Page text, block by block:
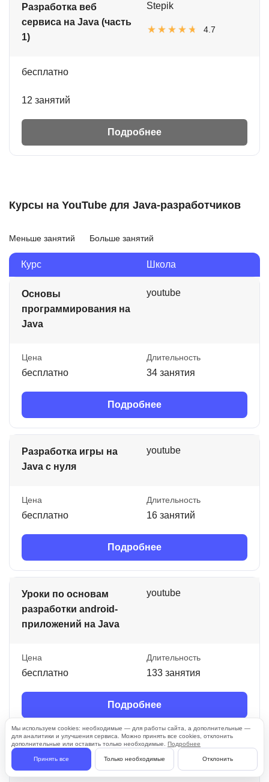
Разработка веб
сервиса на Java (часть
1)
Stepik
4.7
бесплатно
12 занятий
Подробнее
Курсы на YouTube для Java-разработчиков
Меньше занятий Больше занятий
Курс Школа
Основы
программирования на
Java
youtube
Цена
бесплатно
Длительность
34 занятия
Подробнее
Разработка игры на
Java с нуля
youtube
Цена
бесплатно
Длительность
16 занятий
Подробнее
Уроки по основам
разработки android-
приложений на Java
youtube
Цена
бесплатно
Длительность
133 занятия
Подробнее
Уроки Java для
youtube
Мы используем cookies: необходимые — для работы сайта, а дополнительные —
для аналитики и улучшения сервиса. Можно принять все cookies, отклонить
дополнительные или оставить только необходимые. Подробнее
Принять все Только необходимые Отклонить